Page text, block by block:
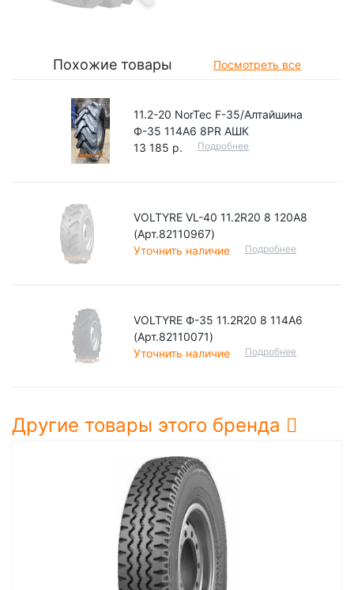
Похожие товары Посмотреть все
11.2-20 NorTec F-35/Алтайшина
Ф-35 114A6 8PR АШК
13 185 р.
Подробнее
VOLTYRE VL-40 11.2R20 8 120A8
(Арт.82110967)
Уточнить наличие
Подробнее
VOLTYRE Ф-35 11.2R20 8 114A6
(Арт.82110071)
Уточнить наличие
Подробнее
Другие товары этого бренда